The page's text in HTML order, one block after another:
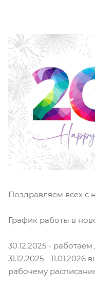
Поздравляем всех
График работы в
30.12.2025 - работаем
31.12.2025 -
рабочему